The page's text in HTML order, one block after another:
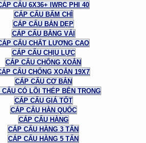
CẨU 6X36+ IWRC PHI 40
CÁP CẨU BẤM CHÌ
CÁP CẨU BẢN DẸP
CÁP CẨU BẰNG VẢI
CẨU CHẤT LƯỢNG CAO
CÁP CẨU CHỊU LỰC
CÁP CẨU CHỐNG XOẮN
CẨU CHỐNG XOẮN 19X7
CÁP CẨU CƠ BẢN
CẨU CÓ LÕI THÉP BÊN TRONG
CÁP CẨU GIÁ TỐT
CÁP CẨU HÀN QUỐC
CÁP CẨU HÀNG
CÁP CẨU HÀNG 3 TẤN
CÁP CẨU HÀNG 5 TẤN